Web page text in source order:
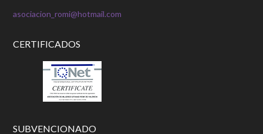
asociacion_romi@hotmail.com
CERTIFICADOS
SUBVENCIONADO